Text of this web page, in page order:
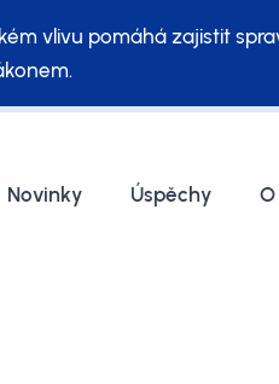
vlivu pomáhá zajistit
Novinky Úspěchy